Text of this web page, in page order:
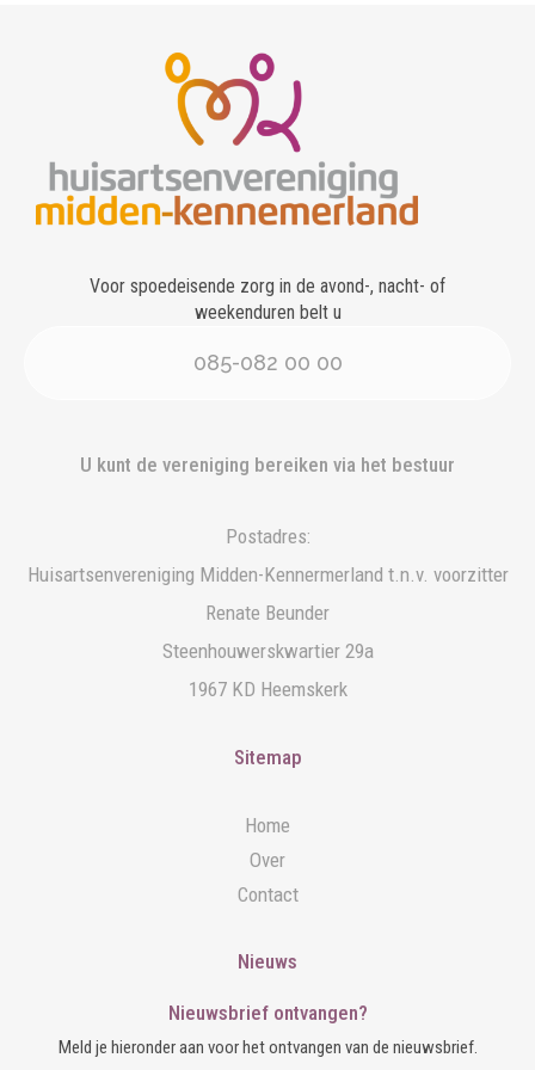
Voor spoedeisende zorg in de avond-, nacht- of
weekenduren belt u
085-082 00 00
U kunt de vereniging bereiken via het bestuur
Postadres:
Huisartsenvereniging Midden-Kennermerland t.n.v. voorzitter
Renate Beunder
Steenhouwerskwartier 29a
1967 KD Heemskerk
Sitemap
Home
Over
Contact
Nieuws
Nieuwsbrief ontvangen?
Meld je hieronder aan voor het ontvangen van de nieuwsbrief.